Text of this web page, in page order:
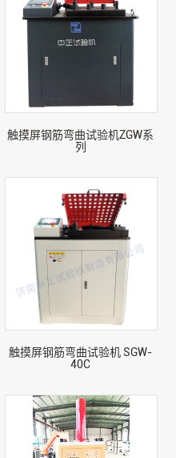
触摸屏钢筋弯曲试验机ZGW系
列
触摸屏钢筋弯曲试验机 SGW-
40C